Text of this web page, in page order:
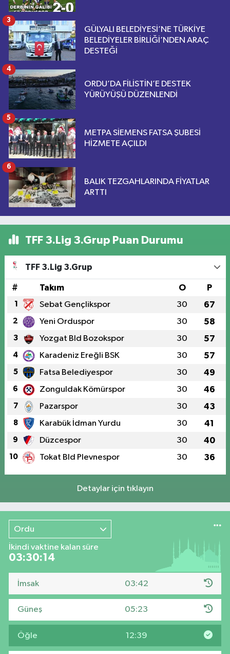
GÜLYALI BELEDİYESİ’NE TÜRKİYE
BELEDİYELER BİRLİĞİ’NDEN ARAÇ
DESTEĞİ
3
ORDU’DA FİLİSTİN’E DESTEK
YÜRÜYÜŞÜ DÜZENLENDİ
4
METPA SİEMENS FATSA ŞUBESİ
HİZMETE AÇILDI
5
BALIK TEZGAHLARINDA FİYATLAR
ARTTI
6
TFF 3.Lig 3.Grup Puan Durumu
TFF 3.Lig 3.Grup
# Takım O P
1 Sebat Gençlikspor 30 67
2 Yeni Orduspor 30 58
3 Yozgat Bld Bozokspor 30 57
4 Karadeniz Ereğli BSK 30 57
5 Fatsa Belediyespor 30 49
6 Zonguldak Kömürspor 30 46
7 Pazarspor 30 43
8 Karabük İdman Yurdu 30 41
9 Düzcespor 30 40
10 Tokat Bld Plevnespor 30 36
Detaylar için tıklayın
Ordu
İkindi vaktine kalan süre
03:30:14
İmsak 03:42
Güneş 05:23
Öğle 12:39